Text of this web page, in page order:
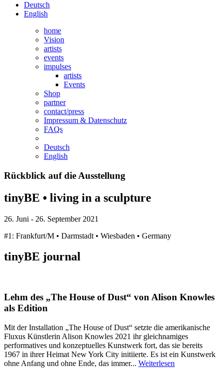
Deutsch
English
home
Vision
artists
events
impulses
artists
Events
Shop
partner
contact/press
Impressum & Datenschutz
FAQs
Deutsch
English
Rückblick auf die Ausstellung
tinyBE • living in a sculpture
26. Juni - 26. September 2021
#1: Frankfurt/M • Darmstadt • Wiesbaden • Germany
tinyBE journal
Lehm des „The House of Dust“ von Alison Knowles
als Edition
Mit der Installation „The House of Dust“ setzte die amerikanische
Fluxus Künstlerin Alison Knowles 2021 ihr gleichnamiges
performatives und konzeptuelles Kunstwerk fort, das sie bereits
1967 in ihrer Heimat New York City initiierte. Es ist ein Kunstwerk
ohne Anfang und ohne Ende, das immer... Weiterlesen